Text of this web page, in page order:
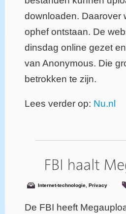
downloaden. Daarover
ophef ontstaan. De
dinsdag online gezet
van Anonymous. Die
betrokken te zijn.
Lees verder op: Nu.nl
Internet-technologie, Privacy
De FBI heeft